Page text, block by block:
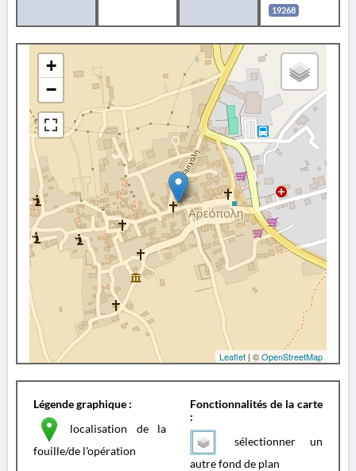
19268
+
−
Leaflet | ©OpenStreetMap
Légende graphique :
localisation de la
fouille/de l'opération
Fonctionnalités de la carte
:
sélectionner un
autre fond de plan